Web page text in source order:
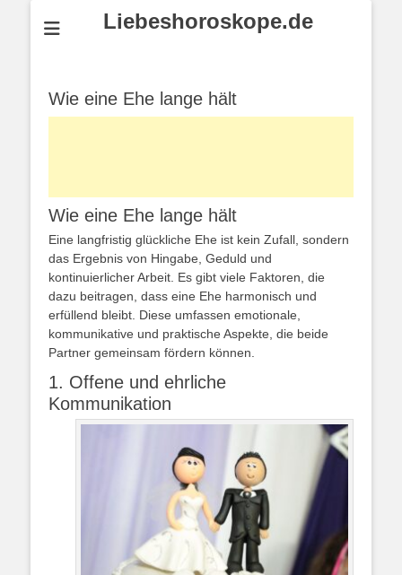
Liebeshoroskope.de
Wie eine Ehe lange hält
Wie eine Ehe lange hält
Eine langfristig glückliche Ehe ist kein Zufall, sondern
das Ergebnis von Hingabe, Geduld und
kontinuierlicher Arbeit. Es gibt viele Faktoren, die
dazu beitragen, dass eine Ehe harmonisch und
erfüllend bleibt. Diese umfassen emotionale,
kommunikative und praktische Aspekte, die beide
Partner gemeinsam fördern können.
1. Offene und ehrliche
Kommunikation